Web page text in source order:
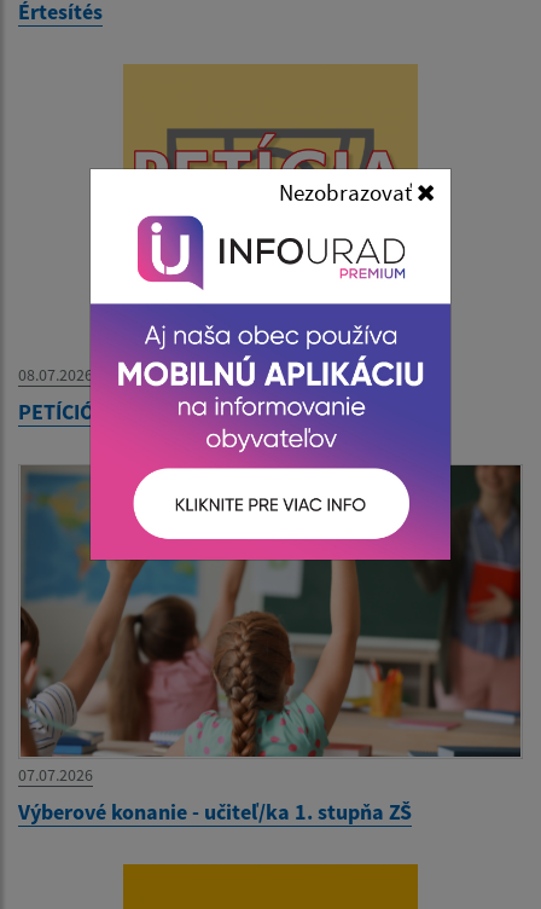
Nezobrazovať
Értesítés
08.07.2026
PETÍCIÓ - Szlovák Posta
07.07.2026
Výberové konanie - učiteľ/ka 1. stupňa ZŠ